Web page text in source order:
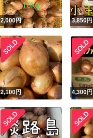
2,000円 3,850円
2,100円 4,300円